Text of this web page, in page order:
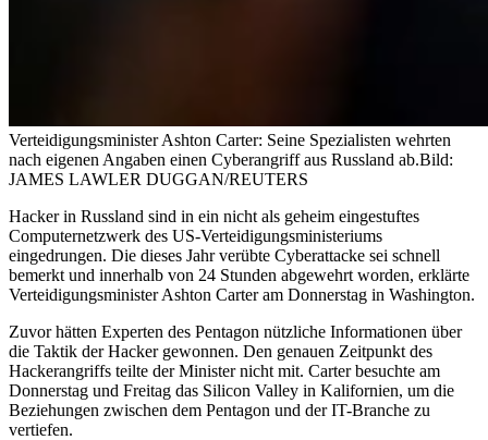
Verteidigungsminister Ashton Carter: Seine Spezialisten wehrten
nach eigenen Angaben einen Cyberangriff aus Russland ab.Bild:
JAMES LAWLER DUGGAN/REUTERS
Hacker in Russland sind in ein nicht als geheim eingestuftes
Computernetzwerk des US-Verteidigungsministeriums
eingedrungen. Die dieses Jahr verübte Cyberattacke sei schnell
bemerkt und innerhalb von 24 Stunden abgewehrt worden, erklärte
Verteidigungsminister Ashton Carter am Donnerstag in Washington.
Zuvor hätten Experten des Pentagon nützliche Informationen über
die Taktik der Hacker gewonnen. Den genauen Zeitpunkt des
Hackerangriffs teilte der Minister nicht mit. Carter besuchte am
Donnerstag und Freitag das Silicon Valley in Kalifornien, um die
Beziehungen zwischen dem Pentagon und der IT-Branche zu
vertiefen.